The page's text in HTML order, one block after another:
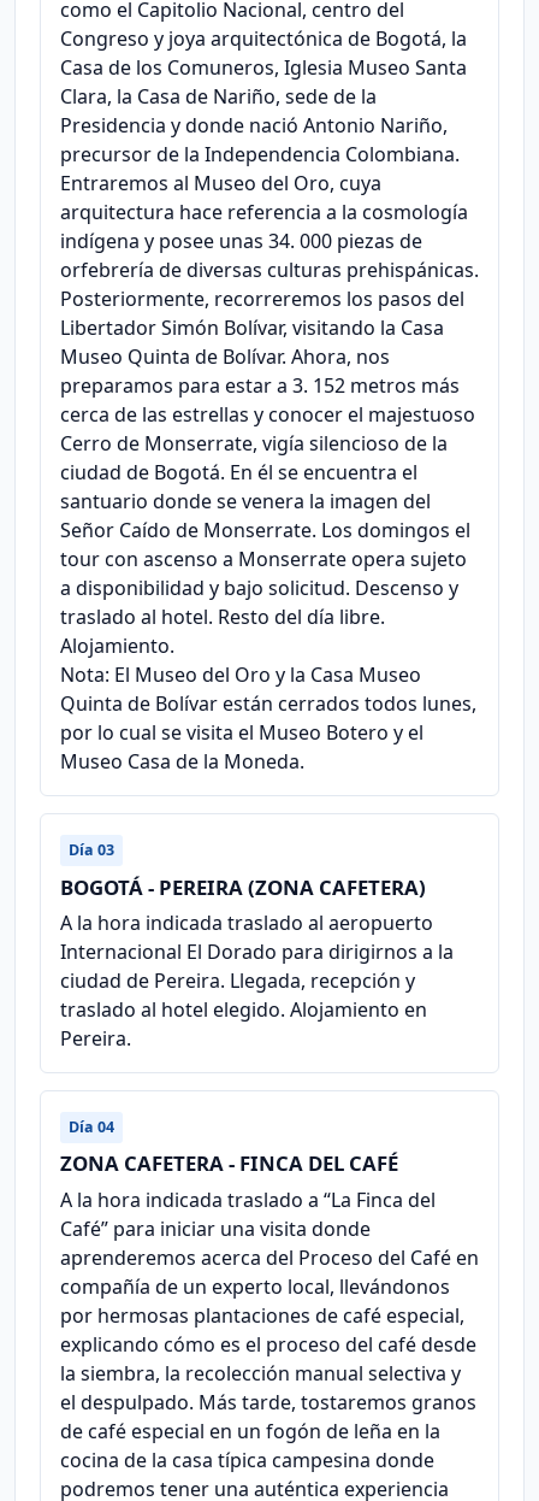
como el Capitolio Nacional, centro del
Congreso y joya arquitectónica de Bogotá, la
Casa de los Comuneros, Iglesia Museo Santa
Clara, la Casa de Nariño, sede de la
Presidencia y donde nació Antonio Nariño,
precursor de la Independencia Colombiana.
Entraremos al Museo del Oro, cuya
arquitectura hace referencia a la cosmología
indígena y posee unas 34. 000 piezas de
orfebrería de diversas culturas prehispánicas.
Posteriormente, recorreremos los pasos del
Libertador Simón Bolívar, visitando la Casa
Museo Quinta de Bolívar. Ahora, nos
preparamos para estar a 3. 152 metros más
cerca de las estrellas y conocer el majestuoso
Cerro de Monserrate, vigía silencioso de la
ciudad de Bogotá. En él se encuentra el
santuario donde se venera la imagen del
Señor Caído de Monserrate. Los domingos el
tour con ascenso a Monserrate opera sujeto
a disponibilidad y bajo solicitud. Descenso y
traslado al hotel. Resto del día libre.
Alojamiento.
Nota: El Museo del Oro y la Casa Museo
Quinta de Bolívar están cerrados todos lunes,
por lo cual se visita el Museo Botero y el
Museo Casa de la Moneda.
Día 03
BOGOTÁ - PEREIRA (ZONA CAFETERA)
A la hora indicada traslado al aeropuerto
Internacional El Dorado para dirigirnos a la
ciudad de Pereira. Llegada, recepción y
traslado al hotel elegido. Alojamiento en
Pereira.
Día 04
ZONA CAFETERA - FINCA DEL CAFÉ
A la hora indicada traslado a “La Finca del
Café” para iniciar una visita donde
aprenderemos acerca del Proceso del Café en
compañía de un experto local, llevándonos
por hermosas plantaciones de café especial,
explicando cómo es el proceso del café desde
la siembra, la recolección manual selectiva y
el despulpado. Más tarde, tostaremos granos
de café especial en un fogón de leña en la
cocina de la casa típica campesina donde
podremos tener una auténtica experiencia